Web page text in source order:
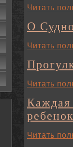
Читать
О
Читать
Читать
Каждая
Читать